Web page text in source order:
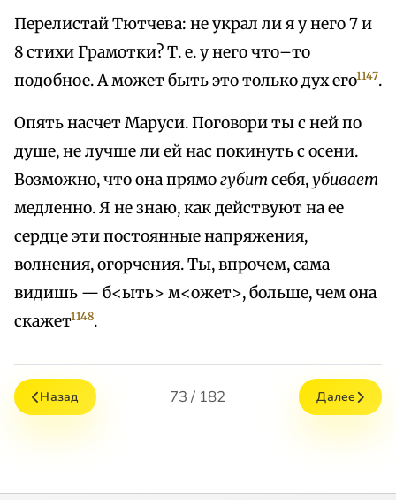
Перелистай Тютчева: не украл ли я у него 7 и
8 стихи Грамотки? Т. е. у него что–то
подобное. А может быть это только дух его1147.
Опять насчет Маруси. Поговори ты с ней по
душе, не лучше ли ей нас покинуть с осени.
Возможно, что она прямогубитсебя,убивает
медленно. Я не знаю, как действуют на ее
сердце эти постоянные напряжения,
волнения, огорчения. Ты, впрочем, сама
видишь — б<ыть> м<ожет>, больше, чем она
скажет1148.
Назад 73 / 182 Далее